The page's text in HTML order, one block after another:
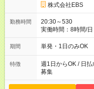
も 日当は全額お支
仕事を終えるほど、お得……！ ◆その
当等 アルバイトか
株式会社EBS
勤務時間
20:30～530
実働時間：8時間/
◆夜勤 20：30～翌
務時間は多少変動
夜勤・深夜・早朝
期間 単発・1日のみOK
特徴
週1日からOK / 日
募集